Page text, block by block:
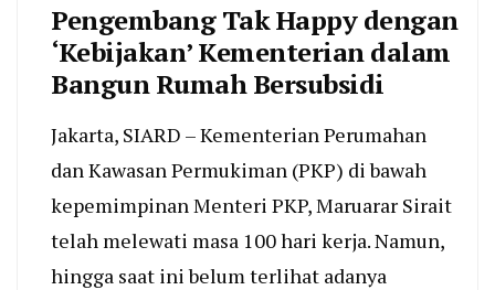
Pengembang Tak Happy dengan
‘Kebijakan’ Kementerian dalam
Bangun Rumah Bersubsidi
Jakarta, SIARD – Kementerian Perumahan
dan Kawasan Permukiman (PKP) di bawah
kepemimpinan Menteri PKP, Maruarar Sirait
telah melewati masa 100 hari kerja. Namun,
hingga saat ini belum terlihat adanya